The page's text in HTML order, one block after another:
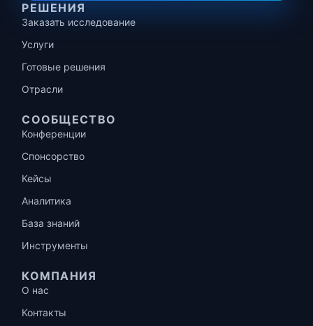
РЕШЕНИЯ
Заказать исследование
Услуги
Готовые решения
Отрасли
СООБЩЕСТВО
Конференции
Спонсорство
Кейсы
Аналитика
База знаний
Инструменты
КОМПАНИЯ
О нас
Контакты